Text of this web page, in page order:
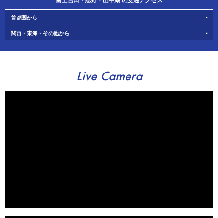
首都圏から
関西・東海・その他から
Live Camera